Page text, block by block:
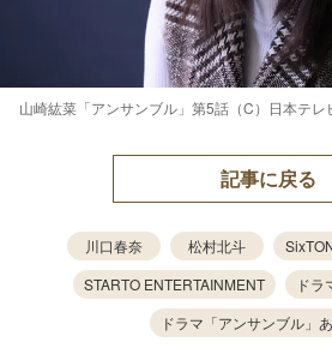
山崎紘菜「アンサンブル」第5話（C）日本テレ
記事に戻る
川口春奈 松村北斗
STARTO ENTERTAINMENT
ドラ
ドラマ「アンサンブル」